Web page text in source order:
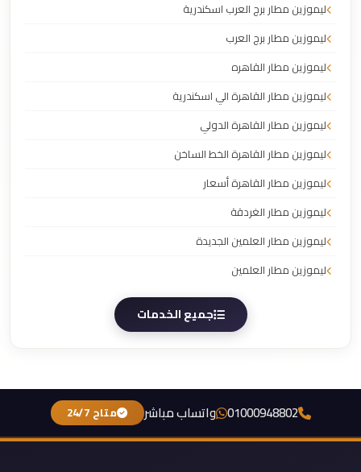
ليموزين مطار برج العرب اسكندرية
ليموزين مطار برج العرب
ليموزين مطار القاهره
ليموزين مطار القاهرة الي اسكندرية
ليموزين مطار القاهرة الدولي
ليموزين مطار القاهرة الخط الساخن
ليموزين مطار القاهرة أسعار
ليموزين مطار الغردقة
ليموزين مطار العلمين الجديدة
ليموزين مطار العلمين
جميع الخدمات
01000948802 واتساب مباشر متاح 24/7